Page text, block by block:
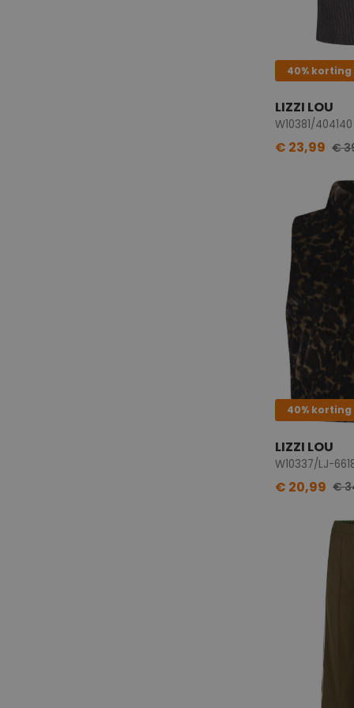
40% korting
LIZZI LOU
W10381/
€ 23,99 €
40% korting
LIZZI LOU
W10337/LJ-
€ 20,99 €